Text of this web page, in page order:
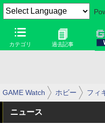
カテゴリ 過去記事
GAME Watch ホビー フィ
ニュース